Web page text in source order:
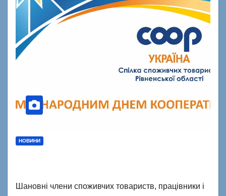
НОВИНИ
Шановні члени споживчих товариств, працівники і